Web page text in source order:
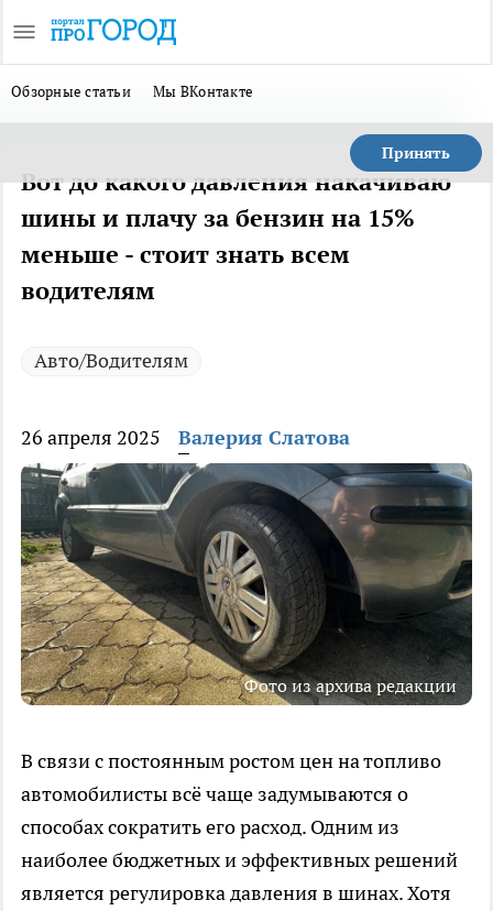
Обзорные статьи Мы ВКонтакте
Принять
Вот до какого давления накачиваю
шины и плачу за бензин на 15%
меньше - стоит знать всем
водителям
Авто/Водителям
26 апреля 2025 Валерия Слатова
Фото из архива редакции
В связи с постоянным ростом цен на топливо
автомобилисты всё чаще задумываются о
способах сократить его расход. Одним из
наиболее бюджетных и эффективных решений
является регулировка давления в шинах. Хотя